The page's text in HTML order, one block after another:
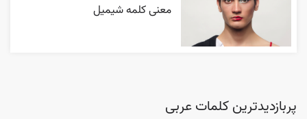
معنی کلمه شیمیل
پربازدیدترین کلمات عربی